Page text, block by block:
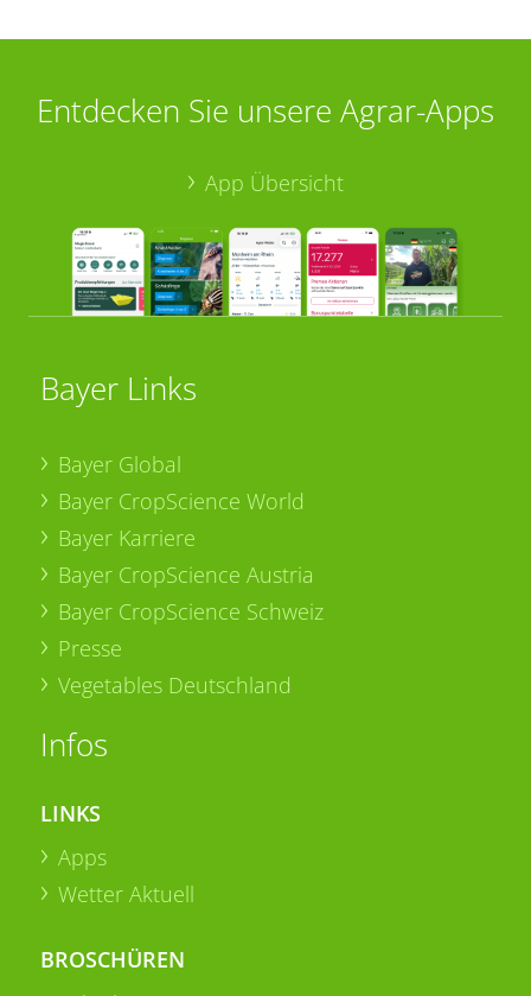
Entdecken Sie unsere Agrar-Apps
App Übersicht
Bayer Links
Bayer Global
Bayer CropScience World
Bayer Karriere
Bayer CropScience Austria
Bayer CropScience Schweiz
Presse
Vegetables Deutschland
Infos
LINKS
Apps
Wetter Aktuell
BROSCHÜREN